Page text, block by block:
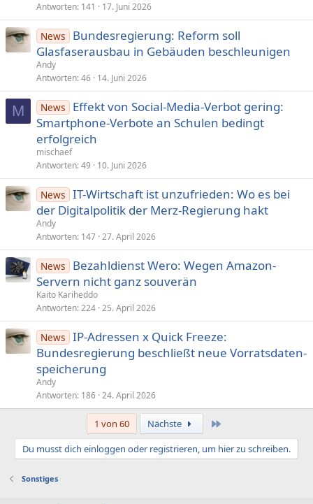
Antworten 141 17. Juni 2026
News
Bundesregierung: Reform soll
Glasfaserausbau in Gebäuden beschleunigen
Andy
Antworten 46 14. Juni 2026
M News
Effekt von Social-Media-Verbot gering:
Smartphone-Verbote an Schu­len bedingt
erfolgreich
mischaef
Antworten 49 10. Juni 2026
News IT-Wirtschaft ist unzufrieden: Wo es bei
der Digitalpolitik der Merz-Regierung hakt
Andy
Antworten 147 27. April 2026
News
Bezahldienst Wero: Wegen Amazon-
Servern nicht ganz souverän
Kaito Kariheddo
Antworten 224 25. April 2026
News IP-Adressen x Quick Freeze:
Bundesregierung beschließt neue Vorratsdaten­
speicherung
Andy
Antworten 186 24. April 2026
1 von 60 Nächste
Du musst dich einloggen oder registrieren, um hier zu schreiben.
Sonstiges